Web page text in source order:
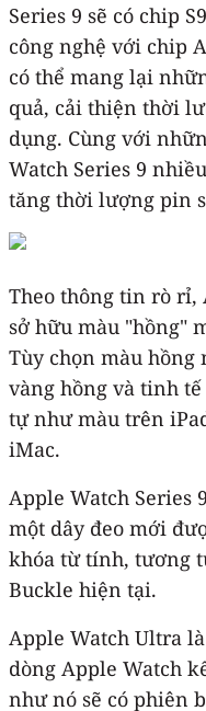
Series 9 sẽ có chip
công nghệ với chip
có thể mang lại
quả, cải thiện thời
dụng. Cùng với
Watch Series 9
tăng thời lượng pin
Theo thông tin rò rỉ,
sở hữu màu "hồng"
Tùy chọn màu hồng
vàng hồng và tinh
tự như màu trên
iMac.
Apple Watch Series
một dây đeo mới
khóa từ tính, tương
Buckle hiện tại.
Apple Watch Ultra‌
dòng Apple Watch
như nó sẽ có phiên